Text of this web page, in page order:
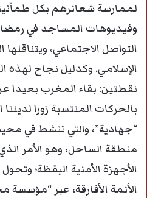
لممارسة شعائرهم بكل
وفيديوهات المساجد في
التواصل الاجتماعي،
الإسلامي. وكدليل نجاح لهذه
نقطتين: بقاء المغرب بعيدا
بالحركات المنتسبة زورا
“جهادية”، والتي تنشط في
منطقة الساحل، وهو الأمر
الأجهزة الأمنية اليقظة؛
الأئمة الأفارقة، عبر